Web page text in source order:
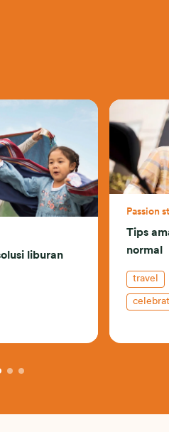
liburan
Passion
Tips
normal
travel